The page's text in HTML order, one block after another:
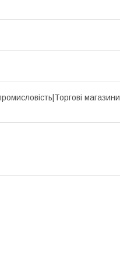
магазини|